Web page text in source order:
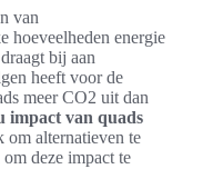
van
hoeveelheden energie
draagt bij aan
heeft voor de
meer CO2 uit dan
impact van quads
om alternatieven te
deze impact te